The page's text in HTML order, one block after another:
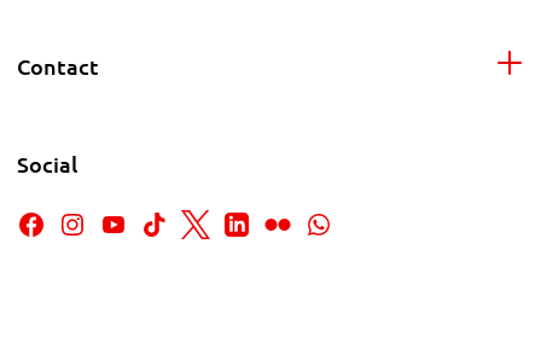
Contact
Social